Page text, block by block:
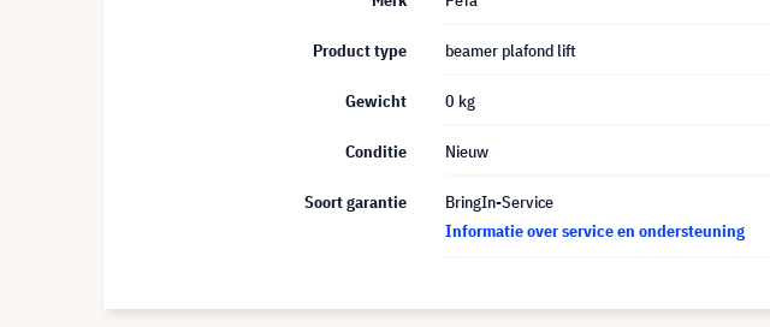
Product type beamer plafond lift
Gewicht 0 kg
Conditie Nieuw
Soort garantie
BringIn-Service
Informatie over service en ondersteuning